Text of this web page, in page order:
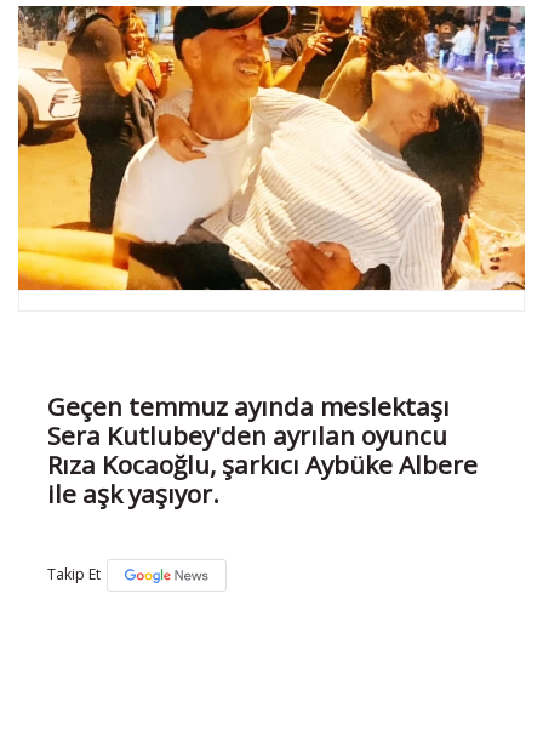
Geçen temmuz ayında meslektaşı
Sera Kutlubey'den ayrılan oyuncu
Rıza Kocaoğlu, şarkıcı Aybüke Albere
ile aşk yaşıyor.
Takip Et